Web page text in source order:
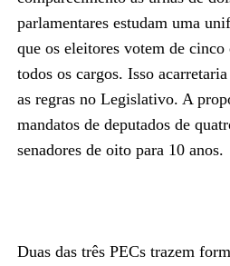
parlamentares estudam uma
que os eleitores votem de cinco
todos os cargos. Isso
as regras no Legislativo. A
mandatos de deputados de
senadores de oito para 10 anos.
Duas das três PECs trazem